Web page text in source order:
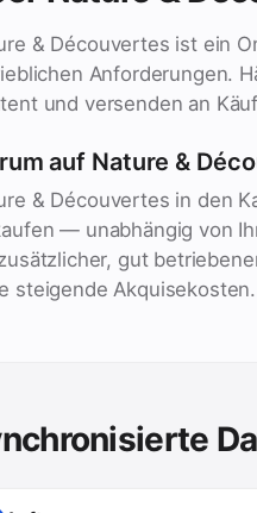
& Découvertes ist ein
Anforderungen.
und versenden an
auf Nature &
& Découvertes in den
— unabhängig von
gut
steigende Akquisekosten.